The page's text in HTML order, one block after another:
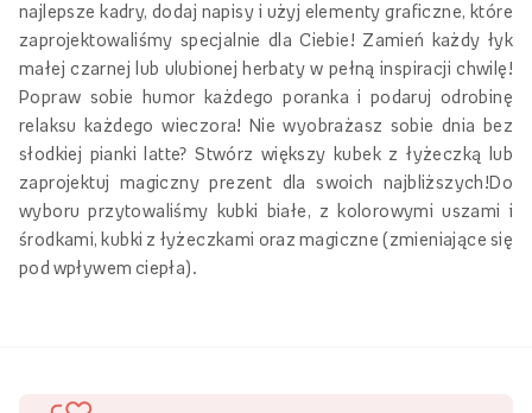
najlepsze kadry, dodaj napisy i użyj elementy graficzne, które
zaprojektowaliśmy specjalnie dla Ciebie! Zamień każdy łyk
małej czarnej lub ulubionej herbaty w pełną inspiracji chwilę!
Popraw sobie humor każdego poranka i podaruj odrobinę
relaksu każdego wieczora! Nie wyobrażasz sobie dnia bez
słodkiej pianki latte? Stwórz większy kubek z łyżeczką lub
zaprojektuj magiczny prezent dla swoich najbliższych!Do
wyboru przytowaliśmy kubki białe, z kolorowymi uszami i
środkami, kubki z łyżeczkami oraz magiczne (zmieniające się
pod wpływem ciepła).